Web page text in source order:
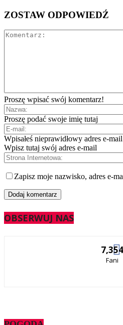
ZOSTAW ODPOWIEDŹ
Proszę wpisać swój komentarz!
Proszę podać swoje imię tutaj
Wpisałeś nieprawidłowy adres e-
Wpisz tutaj swój adres e-mail
Zapisz moje nazwisko, adres e-
OBSERWUJ NAS
7,354
Fani